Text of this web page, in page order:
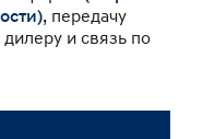
, передачу
и связь по